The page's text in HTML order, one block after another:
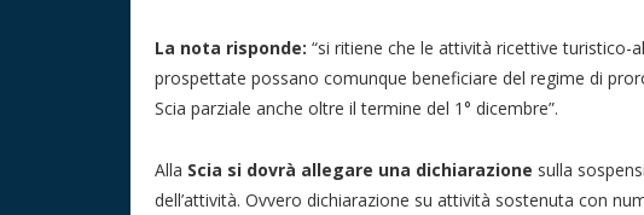
La nota risponde: “si ritiene che le attività ricettive turistico-
prospettate possano comunque beneficiare del regime di
Scia parziale anche oltre il termine del 1° dicembre”.
Alla Scia si dovrà allegare una dichiarazione sulla
dell’attività. Ovvero dichiarazione su attività sostenuta con